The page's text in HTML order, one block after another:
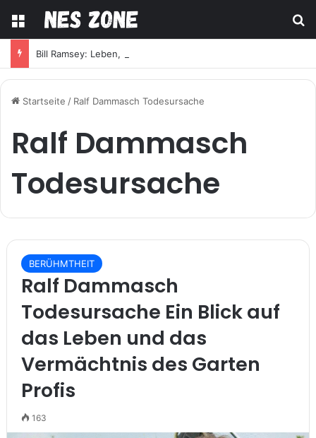
Menü
Bill Ramsey: Leben, Karriere und größte Erfolge
Startseite / Ralf Dammasch Todesursache
Ralf Dammasch
Todesursache
BERÜHMTHEIT
Ralf Dammasch
Todesursache Ein Blick auf
das Leben und das
Vermächtnis des Garten
Profis
163